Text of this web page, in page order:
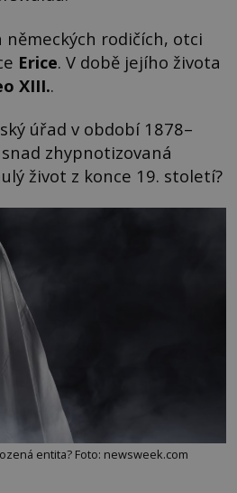
německých rodičích, otci
Erice. V době jejího života
XIII..
úřad v období 1878–
zhypnotizovaná
život z konce 19. století?
entita? Foto: newsweek.com